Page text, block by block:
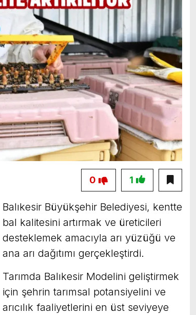
1
0
Balıkesir Büyükşehir Belediyesi, kentte
bal kalitesini artırmak ve üreticileri
desteklemek amacıyla arı yüzüğü ve
ana arı dağıtımı gerçekleştirdi.
Tarımda Balıkesir Modelini geliştirmek
için şehrin tarımsal potansiyelini ve
arıcılık faaliyetlerini en üst seviyeye